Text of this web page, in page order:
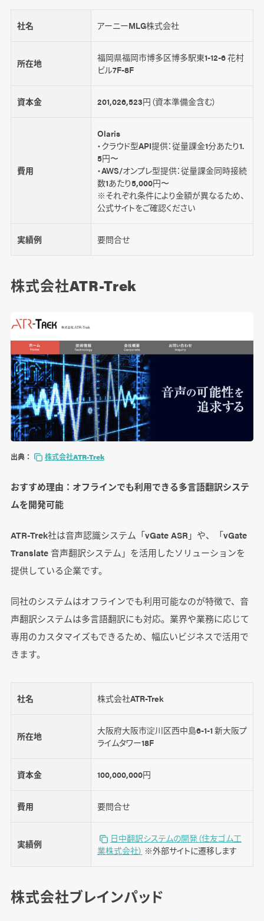
社名 アーニーMLG株式会社
所在地
福岡県福岡市博多区博多駅東1-12-6 花村
ビル7F-8F
資本金 201,026,523円（資本準備金含む）
費用
Olaris
・クラウド型API提供：従量課金1分あたり1.
5円〜
・AWS/オンプレ型提供：従量課金同時接続
数1あたり5,000円〜
※それぞれ条件により金額が異なるため、
公式サイトをご確認ください
実績例 要問合せ
株式会社ATR-Trek
出典： 株式会社ATR-Trek
おすすめ理由：オフラインでも利用できる多言語翻訳システ
ムを開発可能
ATR-Trek社は音声認識システム「vGate ASR」や、「vGate
Translate 音声翻訳システム」を活用したソリューションを
提供している企業です。
同社のシステムはオフラインでも利用可能なのが特徴で、音
声翻訳システムは多言語翻訳にも対応。業界や業務に応じて
専用のカスタマイズもできるため、幅広いビジネスで活用で
きます。
社名 株式会社ATR-Trek
所在地
大阪府大阪市淀川区西中島6-1-1 新大阪プ
ライムタワー18F
資本金 100,000,000円
費用 要問合せ
実績例
日中翻訳システムの開発（住友ゴム工
業株式会社） ※外部サイトに遷移します
株式会社ブレインパッド